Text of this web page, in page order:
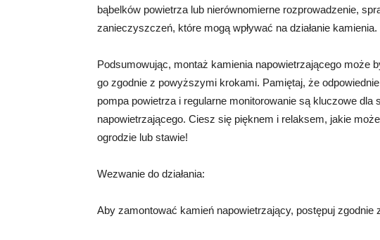
bąbelków powietrza lub nierównomierne rozprowadzenie,
zanieczyszczeń, które mogą wpływać na działanie kamienia.
Podsumowując, montaż kamienia napowietrzającego może
go zgodnie z powyższymi krokami. Pamiętaj, że
pompa powietrza i regularne monitorowanie są kluczowe dla
napowietrzającego. Ciesz się pięknem i relaksem, jakie
ogrodzie lub stawie!
Wezwanie do działania:
Aby zamontować kamień napowietrzający, postępuj zgodnie